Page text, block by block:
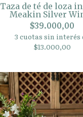
Taza de té de loza
Meakin Silver
$39.000,00
3 cuotas sin interés
$13.000,00